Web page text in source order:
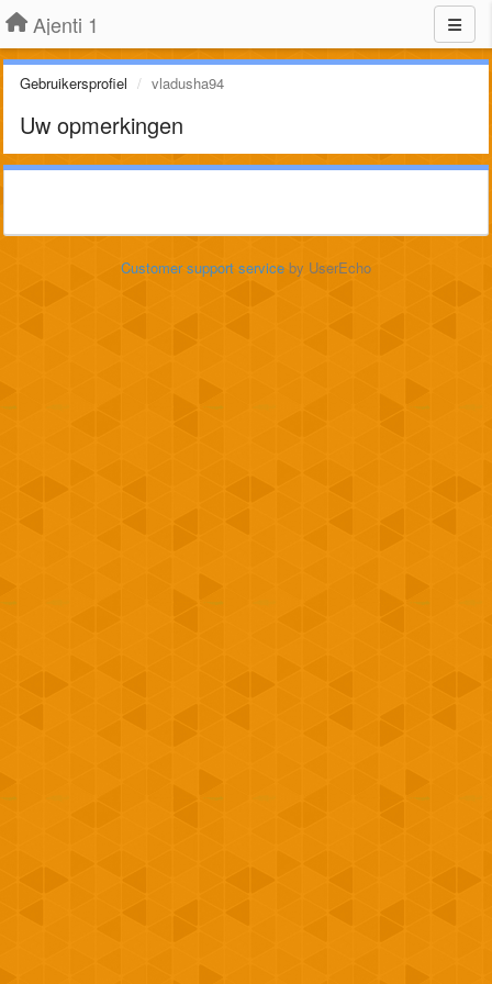
Ajenti 1
Gebruikersprofiel vladusha94
Uw opmerkingen
Customer support service by UserEcho